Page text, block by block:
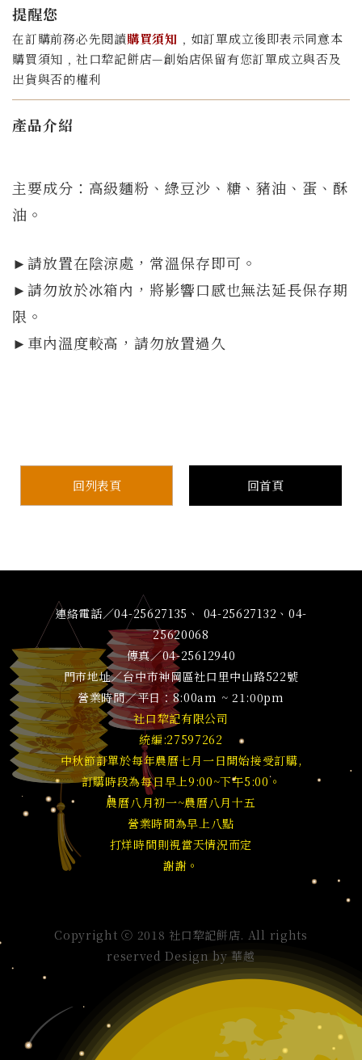
提醒您
在訂購前務必先閱讀購買須知 ﹐如訂單成立後即表示同意本
購買須知﹐社口犂記餅店—創始店保留有您訂單成立與否及
出貨與否的權利
產品介紹
主要成分：高級麵粉、綠豆沙、糖、豬油、蛋、酥
油。
►請放置在陰涼處，常溫保存即可。
►請勿放於冰箱內，將影響口感也無法延長保存期
限。
►車內溫度較高，請勿放置過久
回列表頁 回首頁
連絡電話／04-25627135、 04-25627132、04-
25620068
傳真／04-25612940
門市地址／台中市神岡區社口里中山路522號
營業時間／平日：8:00am ~ 21:00pm
社口犂記有限公司
統編:27597262
中秋節訂單於每年農曆七月一日開始接受訂購,
訂購時段為每日早上9:00~下午5:00。
農曆八月初一~農曆八月十五
營業時間為早上八點
打烊時間則視當天情況而定
謝謝。
Copyright ⓒ 2018 社口犂記餅店. All rights
reserved Design by華越